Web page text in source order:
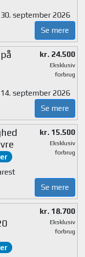
september 2026
Se mere
kr. 24.500
Eksklusiv
forbrug
september 2026
Se mere
kr. 15.500
Eksklusiv
forbrug
Se mere
kr. 18.700
Eksklusiv
forbrug